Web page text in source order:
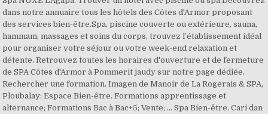
dans notre annuaire tous les hôtels des Côtes d'Armor proposant
des services bien-être.Spa, piscine couverte ou extérieure, sauna,
hammam, massages et soins du corps, trouvez l’établissement idéal
pour organiser votre séjour ou votre week-end relaxation et
détente. Retrouvez toutes les horaires d'ouverture et de fermeture
de SPA Côtes d'Armor à Pommerit jaudy sur notre page dédiée.
Rechercher une formation. Imagen de Manoir de La Rogerais & SPA,
Ploubalay: Espace Bien-être. Formations apprentissage et
alternance; Formations Bac à Bac+5; Vente; ... Spa Bien-être. Cari dan